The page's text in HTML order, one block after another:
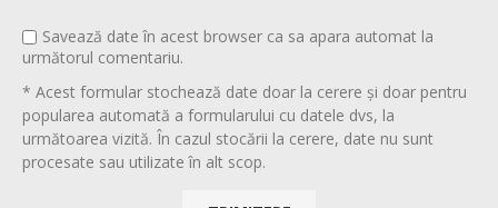
Savează date în acest browser ca sa apara automat la
următorul comentariu.
* Acest formular stochează date doar la cerere și doar pentru
popularea automată a formularului cu datele dvs, la
următoarea vizită. În cazul stocării la cerere, date nu sunt
procesate sau utilizate în alt scop.